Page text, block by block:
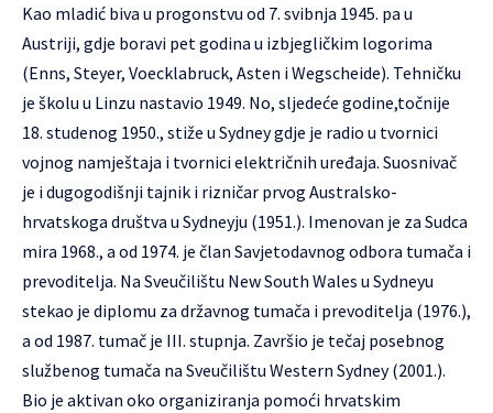
Kao mladić biva u progonstvu od 7. svibnja 1945. pa u
Austriji, gdje boravi pet godina u izbjegličkim logorima
(Enns, Steyer, Voecklabruck, Asten i Wegscheide). Tehničku
je školu u Linzu nastavio 1949. No, sljedeće godine,točnije
18. studenog 1950., stiže u Sydney gdje je radio u tvornici
vojnog namještaja i tvornici električnih uređaja. Suosnivač
je i dugogodišnji tajnik i rizničar prvog Australsko-
hrvatskoga društva u Sydneyju (1951.). Imenovan je za Sudca
mira 1968., a od 1974. je član Savjetodavnog odbora tumača i
prevoditelja. Na Sveučilištu New South Wales u Sydneyu
stekao je diplomu za državnog tumača i prevoditelja (1976.),
a od 1987. tumač je III. stupnja. Završio je tečaj posebnog
službenog tumača na Sveučilištu Western Sydney (2001.).
Bio je aktivan oko organiziranja pomoći hrvatskim